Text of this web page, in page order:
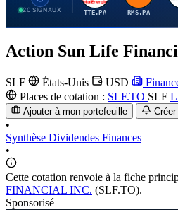
20 SIGNAUX TTE.PA RMS.PA
Action Sun Life
SLF États-Unis USD
Places de cotation : SLF.TO SLF
Ajouter à mon portefeuille
•
Synthèse Dividendes Finances
•
Cette cotation renvoie à la fiche
FINANCIAL INC. (SLF.TO).
Sponsorisé